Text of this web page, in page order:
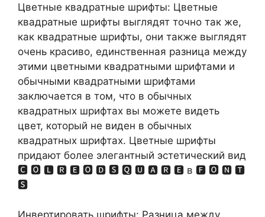
Цветные квадратные шрифты: Цветные
квадратные шрифты выглядят точно так же,
как квадратные шрифты, они также выглядят
очень красиво, единственная разница между
этими цветными квадратными шрифтами и
обычными квадратными шрифтами
заключается в том, что в обычных
квадратных шрифтах вы можете видеть
цвет, который не виден в обычных
квадратных шрифтах. Цветные шрифты
придают более элегантный эстетический вид
🅲 🅾 🅻 🆁 🅴 🅾 🅳 🆂 🆀 🆄 🅰 🆁 🅴 в 🅵 🅾 🅽 🆃
🆂
Инвертировать шрифты: Разница между